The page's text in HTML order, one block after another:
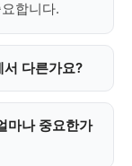
합니다.
서 다른가요?
마나 중요한가